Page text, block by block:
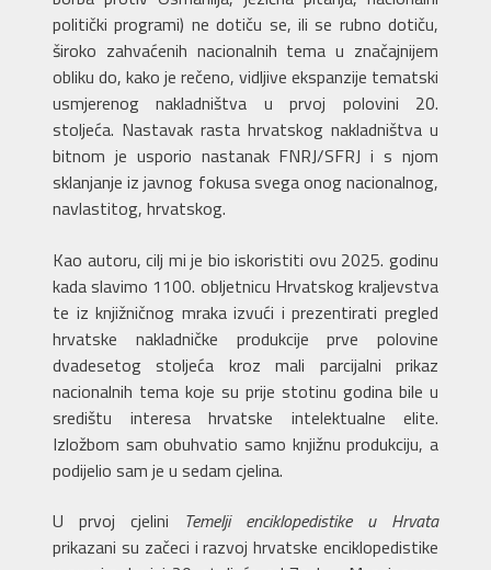
politički programi) ne dotiču se, ili se rubno dotiču,
široko zahvaćenih nacionalnih tema u značajnijem
obliku do, kako je rečeno, vidljive ekspanzije tematski
usmjerenog nakladništva u prvoj polovini 20.
stoljeća. Nastavak rasta hrvatskog nakladništva u
bitnom je usporio nastanak FNRJ/SFRJ i s njom
sklanjanje iz javnog fokusa svega onog nacionalnog,
navlastitog, hrvatskog.
Kao autoru, cilj mi je bio iskoristiti ovu 2025. godinu
kada slavimo 1100. obljetnicu Hrvatskog kraljevstva
te iz knjižničnog mraka izvući i prezentirati pregled
hrvatske nakladničke produkcije prve polovine
dvadesetog stoljeća kroz mali parcijalni prikaz
nacionalnih tema koje su prije stotinu godina bile u
središtu interesa hrvatske intelektualne elite.
Izložbom sam obuhvatio samo knjižnu produkciju, a
podijelio sam je u sedam cjelina.
U prvoj cjelini Temelji enciklopedistike u Hrvata
prikazani su začeci i razvoj hrvatske enciklopedistike